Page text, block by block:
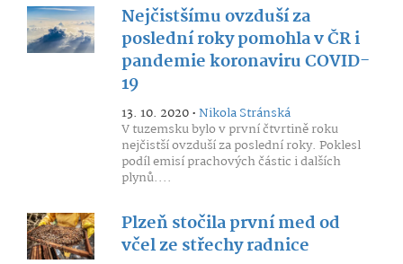
Nejčistšímu ovzduší za
poslední roky pomohla v ČR i
pandemie koronaviru COVID-
19
13. 10. 2020 •Nikola Stránská
V tuzemsku bylo v první čtvrtině roku
nejčistší ovzduší za poslední roky. Poklesl
podíl emisí prachových částic i dalších
plynů....
Plzeň stočila první med od
včel ze střechy radnice